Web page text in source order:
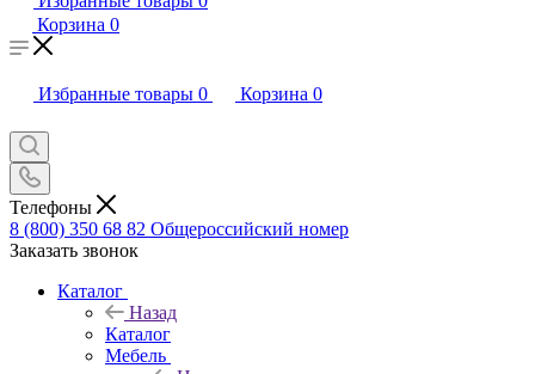
Корзина 0
Избранные товары 0 Корзина 0
Телефоны
8 (800) 350 68 82 Общероссийский номер
Заказать звонок
Каталог
Назад
Каталог
Мебель